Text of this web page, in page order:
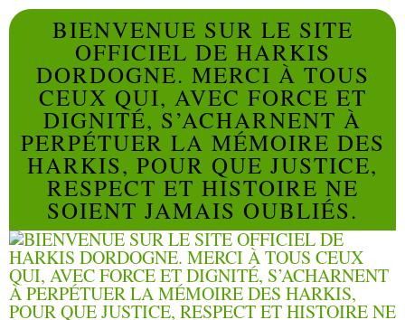
BIENVENUE SUR LE SITE
OFFICIEL DE HARKIS
DORDOGNE. MERCI À TOUS
CEUX QUI, AVEC FORCE ET
DIGNITÉ, S’ACHARNENT À
PERPÉTUER LA MÉMOIRE DES
HARKIS, POUR QUE JUSTICE,
RESPECT ET HISTOIRE NE
SOIENT JAMAIS OUBLIÉS.